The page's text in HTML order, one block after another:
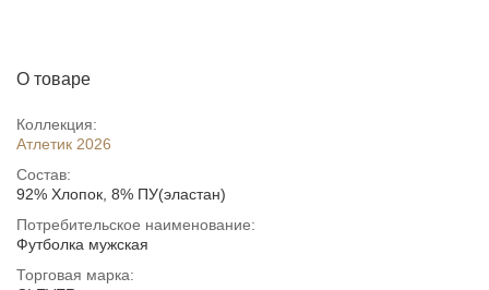
О товаре
Коллекция:
Атлетик 2026
Состав:
92% Хлопок, 8% ПУ(эластан)
Потребительское наименование:
Футболка мужская
Торговая марка: